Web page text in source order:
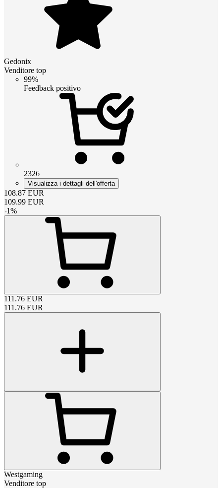
Gedonix
Venditore top
99%
Feedback positivo
2326
Visualizza i dettagli dell'offerta
108.87 EUR
109.99 EUR
-1%
111.76 EUR
111.76 EUR
Westgaming
Venditore top